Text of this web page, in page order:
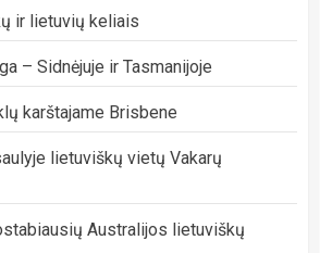
ir lietuvių keliais
– Sidnėjuje ir Tasmanijoje
karštajame Brisbene
lietuviškų vietų Vakarų
Australijos lietuviškų